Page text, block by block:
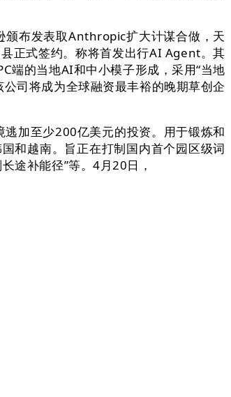
布发表取Anthropic扩大计谋合做，天
正式签约。称将首发出行AI Agent。其
端的当地AI和中小模子形成，采用“当地
司将成为全球融资最丰裕的晚期草创企
加至少200亿美元的投资。用于锻炼和
和越南。旨正在打制国内首个园区级词
途补能径”等。4月20日，